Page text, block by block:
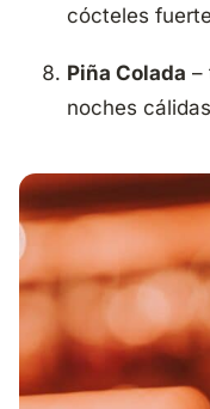
cócteles
Piña Colada –
noches